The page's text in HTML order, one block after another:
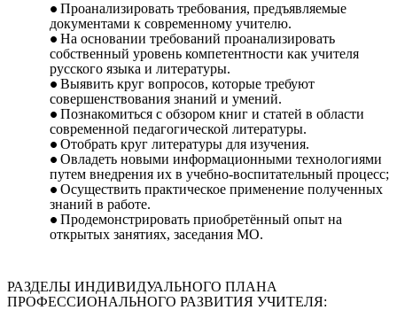
Проанализировать требования, предъявляемые
документами к современному учителю.
На основании требований проанализировать
собственный уровень компетентности как учителя
русского языка и литературы.
Выявить круг вопросов, которые требуют
совершенствования знаний и умений.
Познакомиться с обзором книг и статей в области
современной педагогической литературы.
Отобрать круг литературы для изучения.
Овладеть новыми информационными технологиями
путем внедрения их в учебно-воспитательный процесс;
Осуществить практическое применение полученных
знаний в работе.
Продемонстрировать приобретённый опыт на
открытых занятиях, заседания МО.
РАЗДЕЛЫ ИНДИВИДУАЛЬНОГО ПЛАНА
ПРОФЕССИОНАЛЬНОГО РАЗВИТИЯ УЧИТЕЛЯ: